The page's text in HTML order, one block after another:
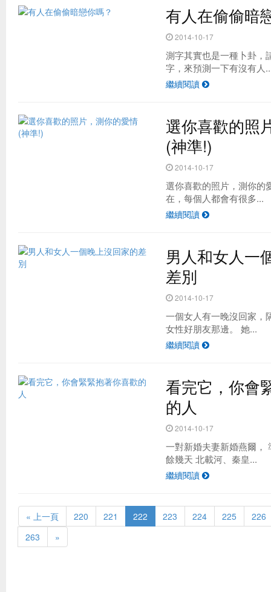
有人在偷偷暗
2014-10-17
測字其實也是一種卜卦，
字，來預測一下有沒有人
繼續閱讀
選你喜歡的照
(神準!)
2014-10-17
選你喜歡的照片，測你的
在，每個人都會有很多...
繼續閱讀
男人和女人一
差別
2014-10-17
一個女人有一晚沒回家，
女性好朋友那邊。 她...
繼續閱讀
看完它，你會
的人
2014-10-17
一對新婚夫妻新婚燕爾，
餘幾天 北載河、秦皇...
繼續閱讀
« 上一頁 220 221 222 223 224 225
226
263
»